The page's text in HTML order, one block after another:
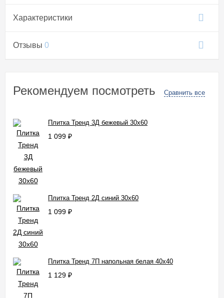
Характеристики
Отзывы 0
Рекомендуем посмотреть Сравнить все
Плитка Тренд 3Д бежевый 30x60
1 099 ₽
Плитка Тренд 2Д синий 30x60
1 099 ₽
Плитка Тренд 7П напольная белая 40x40
1 129 ₽